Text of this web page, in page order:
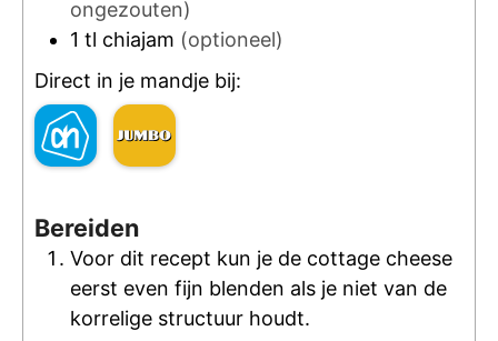
ongezouten)
1 tl chiajam (optioneel)
Direct in je mandje bij:
Bereiden
Voor dit recept kun je de cottage cheese
eerst even fijn blenden als je niet van de
korrelige structuur houdt.